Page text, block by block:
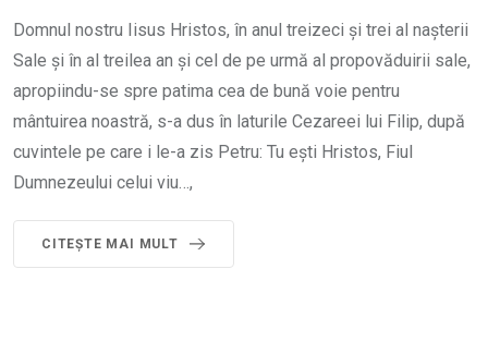
Domnul nostru Iisus Hristos, în anul treizeci și trei al nașterii
Sale și în al treilea an și cel de pe urmă al propovăduirii sale,
apropiindu-se spre patima cea de bună voie pentru
mântuirea noastră, s-a dus în laturile Cezareei lui Filip, după
cuvintele pe care i le-a zis Petru: Tu ești Hristos, Fiul
Dumnezeului celui viu…,
CITEŞTE MAI MULT